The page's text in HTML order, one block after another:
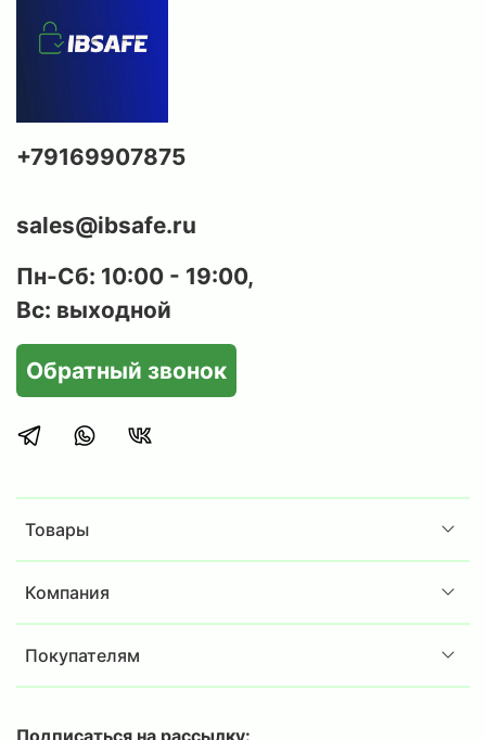
Товары
Компания
Покупателям
+79169907875
sales@ibsafe.ru
Пн-Сб: 10:00 - 19:00,
Вс: выходной
Обратный звонок
Подписаться на рассылку: